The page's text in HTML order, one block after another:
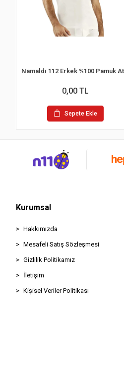
0,00 TL
Sepete Ekle
Kurumsal
Hakkımızda
Mesafeli Satış Sözleşmesi
Gizlilik Politikamız
İletişim
Kişisel Veriler Politikası